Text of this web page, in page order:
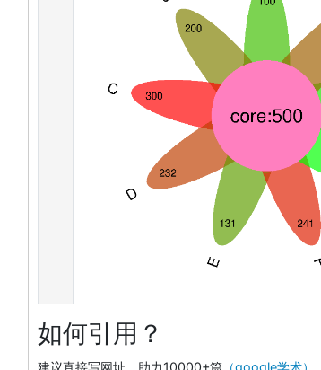
如何引用？
建议直接写网址。助力10000+篇（google学术）